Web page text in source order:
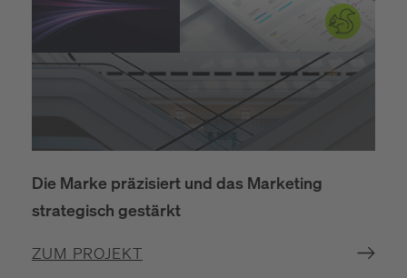
Die Marke präzisiert und das Marketing
strategisch gestärkt
ZUM PROJEKT